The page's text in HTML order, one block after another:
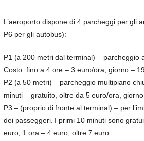
L’aeroporto dispone di 4 parcheggi per gli
P6 per gli autobus):
P1 (a 200 metri dal terminal) – parcheggio
Costo: fino a 4 ore – 3 euro/ora; giorno –
P2 (a 50 metri) – parcheggio multipiano
minuti – gratuito, oltre da 5 euro/ora,
P3 – (proprio di fronte al terminal) – per
dei passeggeri. I primi 10 minuti sono
euro, 1 ora – 4 euro, oltre 7 euro.